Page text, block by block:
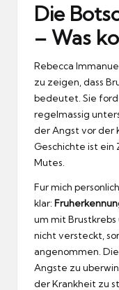
Die
– Was
Rebecca
zu zeigen, dass
bedeutet. Sie
regelmassig
der Angst vor der
Geschichte ist ein
Mutes.
Fur mich
klar:
um mit Brustkrebs
nicht versteckt,
angenommen.
Angste zu
der Krankheit zu